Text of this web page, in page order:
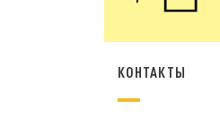
КОНТАКТЫ